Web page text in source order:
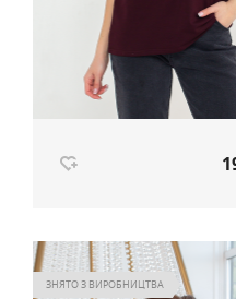
Футболка бордо артикул 565
Ціна
ЗНЯТО З ВИРОБНИЦТВА